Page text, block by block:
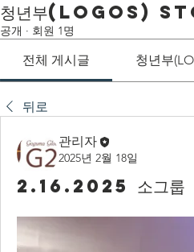
청년부(LOGOS)
공개 · 회원 1명
전체 게시글 청년부
뒤로
관리자
2025년 2월 18일
2.16.2025 소그룹